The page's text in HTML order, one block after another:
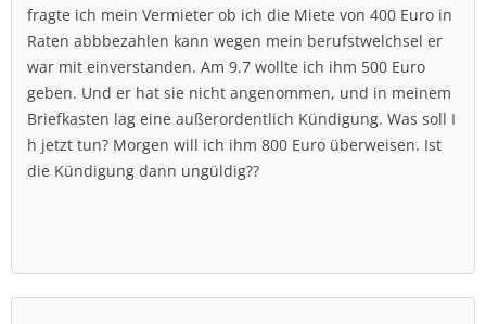
fragte ich mein Vermieter ob ich die Miete von 400 Euro in
Raten abbbezahlen kann wegen mein berufstwelchsel er
war mit einverstanden. Am 9.7 wollte ich ihm 500 Euro
geben. Und er hat sie nicht angenommen, und in meinem
Briefkasten lag eine außerordentlich Kündigung. Was soll I
h jetzt tun? Morgen will ich ihm 800 Euro überweisen. Ist
die Kündigung dann ungüldig??